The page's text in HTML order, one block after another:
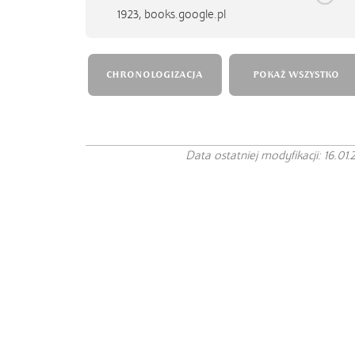
1923, books.google.pl
CHRONOLOGIZACJA POKAŻ WSZYSTKO
Data ostatniej modyfikacji: